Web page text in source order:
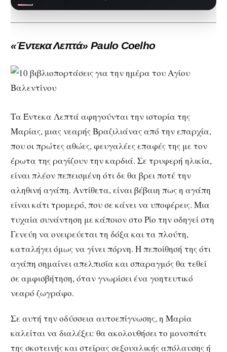
«Έντεκα Λεπτά» Paulo Coelho
Τα Έντεκα Λεπτά αφηγούνται την ιστορία της
Μαρίας, μιας νεαρής Βραζιλιάνας από την επαρχία,
που οι πρώτες αθώες, φευγαλέες επαφές της με τον
έρωτα της ραγίζουν την καρδιά. Σε τρυφερή ηλικία,
είναι πλέον πεπεισμένη ότι δε θα βρει ποτέ την
αληθινή αγάπη. Αντίθετα, είναι βέβαιη πως η αγάπη
είναι κάτι τρομερό, που σε κάνει να υποφέρεις. Μια
τυχαία συνάντηση με κάποιον στο Ρίο την οδηγεί στη
Γενεύη να ονειρεύεται τη δόξα και τα πλούτη,
καταλήγει όμως να γίνει πόρνη. Η πεποίθησή της ότι
αγάπη σημαίνει απελπισία και σπαραγμός θα τεθεί
σε αμφισβήτηση, όταν γνωρίσει ένα γοητευτικό
νεαρό ζωγράφο.
Σε αυτή την οδύσσεια αυτοεπίγνωσης, η Μαρία
καλείται να διαλέξει: θα ακολουθήσει το μονοπάτι
της σκοτεινής και στείρας σεξουαλικής απόλαυσης ή